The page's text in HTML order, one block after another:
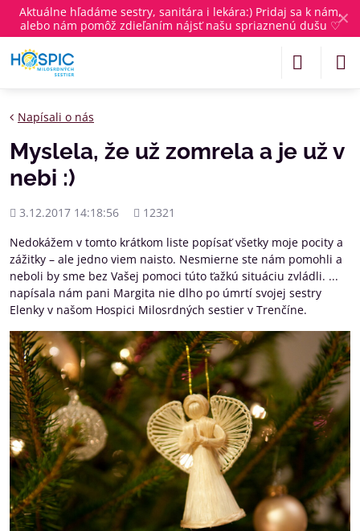
✕
Aktuálne hľadáme sestry, sanitára i lekára:) Pridaj sa k nám,
alebo nám pomôž zdieľaním nájsť našu spriaznenú dušu ♡
Napísali o nás
Myslela, že už zomrela a je už v
nebi :)
Pridané
3.12.2017 14:18:56
Počet
12321
Nedokážem v tomto krátkom liste popísať všetky moje pocity a
zážitky – ale jedno viem naisto. Nesmierne ste nám pomohli a
neboli by sme bez Vašej pomoci túto ťažkú situáciu zvládli. ...
napísala nám pani Margita nie dlho po úmrtí svojej sestry
Elenky v našom Hospici Milosrdných sestier v Trenčíne.